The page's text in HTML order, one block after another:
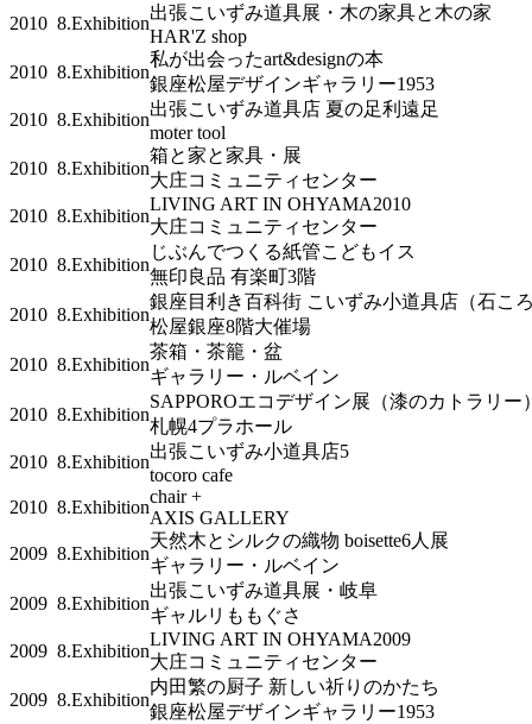
2010 8.Exhibition
出張こいずみ道具展・木の家具と木の家
HAR'Z shop
2010 8.Exhibition
私が出会ったart&designの本
銀座松屋デザインギャラリー1953
2010 8.Exhibition
出張こいずみ道具店 夏の足利遠足
moter tool
2010 8.Exhibition
箱と家と家具・展
大庄コミュニティセンター
2010 8.Exhibition
LIVING ART IN OHYAMA2010
大庄コミュニティセンター
2010 8.Exhibition
じぶんでつくる紙管こどもイス
無印良品 有楽町3階
2010 8.Exhibition
銀座目利き百科街 こいずみ小道具店（石
松屋銀座8階大催場
2010 8.Exhibition
茶箱・茶籠・盆
ギャラリー・ルベイン
2010 8.Exhibition
SAPPOROエコデザイン展（漆のカトラリ
札幌4プラホール
2010 8.Exhibition
出張こいずみ小道具店5
tocoro cafe
2010 8.Exhibition
chair +
AXIS GALLERY
2009 8.Exhibition
天然木とシルクの織物 boisette6人展
ギャラリー・ルベイン
2009 8.Exhibition
出張こいずみ道具展・岐阜
ギャルリももぐさ
2009 8.Exhibition
LIVING ART IN OHYAMA2009
大庄コミュニティセンター
2009 8.Exhibition
内田繁の厨子 新しい祈りのかたち
銀座松屋デザインギャラリー1953